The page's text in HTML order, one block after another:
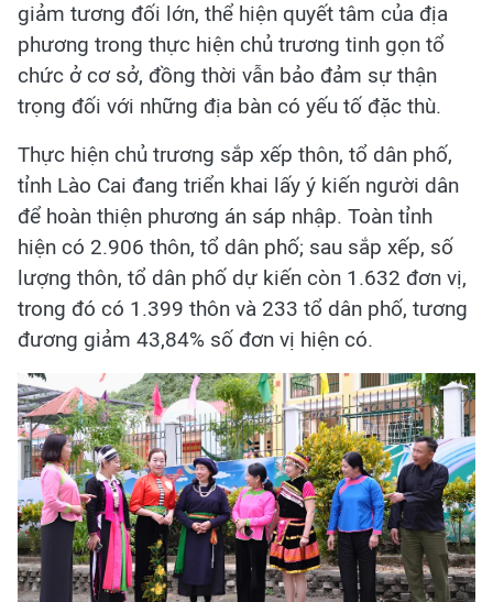
giảm tương đối lớn, thể hiện quyết tâm của địa
phương trong thực hiện chủ trương tinh gọn tổ
chức ở cơ sở, đồng thời vẫn bảo đảm sự thận
trọng đối với những địa bàn có yếu tố đặc thù.
Thực hiện chủ trương sắp xếp thôn, tổ dân phố,
tỉnh Lào Cai đang triển khai lấy ý kiến người dân
để hoàn thiện phương án sáp nhập. Toàn tỉnh
hiện có 2.906 thôn, tổ dân phố; sau sắp xếp, số
lượng thôn, tổ dân phố dự kiến còn 1.632 đơn vị,
trong đó có 1.399 thôn và 233 tổ dân phố, tương
đương giảm 43,84% số đơn vị hiện có.